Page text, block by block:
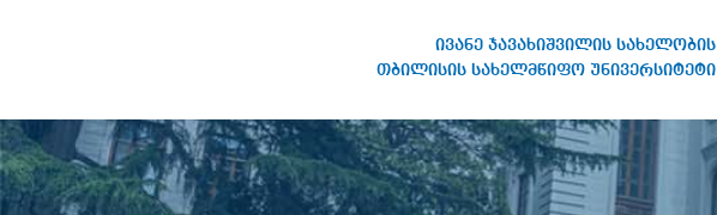
ივანე ჯავახიშვილის სახელობის
თბილისის სახელმწიფო უნივერსიტეტი
სახელობის თბილისის
სახელმწიფო უნივერსიტეტი